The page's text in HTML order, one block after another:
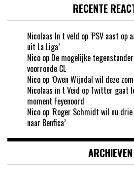
RECENTE
Nicolaas In t veld op ‘PSV aast op
uit La Liga’
Nico op De mogelijke
voorronde CL
Nico op ‘Owen Wijndal wil deze
Nicolaas in t Veid op Twitter gaat
moment Feyenoord
Nico op ‘Roger Schmidt wil nu
naar Benfica’
ARCHIEVEN